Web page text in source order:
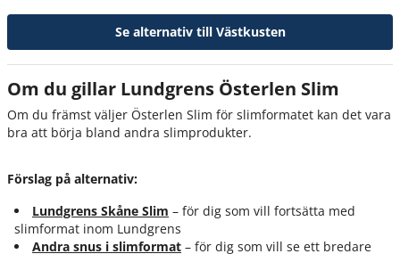
Se alternativ till Västkusten
Om du gillar Lundgrens Österlen Slim
Om du främst väljer Österlen Slim för slimformatet kan det vara
bra att börja bland andra slimprodukter.
Förslag på alternativ:
Lundgrens Skåne Slim – för dig som vill fortsätta med
slimformat inom Lundgrens
Andra snus i slimformat – för dig som vill se ett bredare